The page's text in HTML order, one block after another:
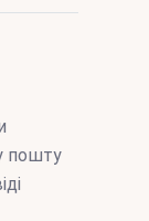
пошту